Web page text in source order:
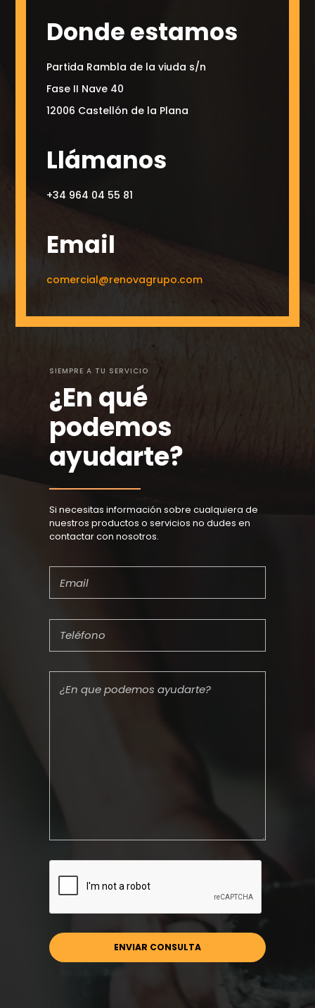
SIEMPRE A TU SERVICIO
¿En qué
podemos
ayudarte?
Si necesitas información sobre cualquiera de
nuestros productos o servicios no dudes en
contactar con nosotros.
Donde estamos
Partida Rambla de la viuda s/n
Fase II Nave 40
12006 Castellón de la Plana
Llámanos
+34 964 04 55 81
Email
comercial@renovagrupo.com